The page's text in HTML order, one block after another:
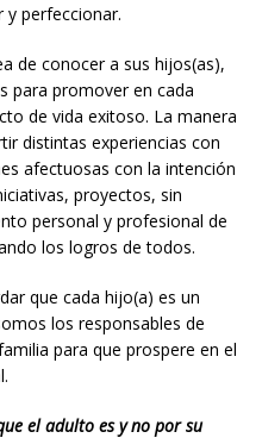
y perfeccionar.
de conocer a sus hijos(as),
para promover en cada
de vida exitoso. La manera
distintas experiencias con
afectuosas con la intención
proyectos, sin
personal y profesional de
los logros de todos.
que cada hijo(a) es un
los responsables de
para que prospere en el
el adulto es y no por su